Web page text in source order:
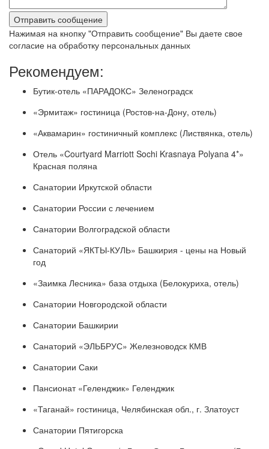
Нажимая на кнопку "Отправить сообщение" Вы даете свое
согласие на обработку персональных данных
Рекомендуем:
Бутик-отель «ПАРАДОКС» Зеленоградск
«Эрмитаж» гостиница (Ростов-на-Дону, отель)
«Аквамарин» гостиничный комплекс (Листвянка, отель)
Отель «Courtyard Marriott Sochi Krasnaya Polyana 4*»
Красная поляна
Санатории Иркутской области
Санатории России с лечением
Санатории Волгоградской области
Санаторий «ЯКТЫ-КУЛЬ» Башкирия - цены на Новый
год
«Заимка Лесника» база отдыха (Белокуриха, отель)
Санатории Новгородской области
Санатории Башкирии
Санаторий «ЭЛЬБРУС» Железноводск КМВ
Санатории Саки
Пансионат «Геленджик» Геленджик
«Таганай» гостиница, Челябинская обл., г. Златоуст
Санатории Пятигорска